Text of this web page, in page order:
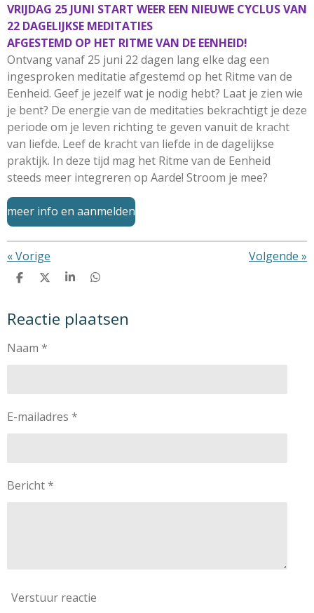
VRIJDAG 25 JUNI START WEER EEN NIEUWE CYCLUS VAN
22 DAGELIJKSE MEDITATIES
AFGESTEMD OP HET RITME VAN DE EENHEID!
Ontvang vanaf 25 juni 22 dagen lang elke dag een
ingesproken meditatie afgestemd op het Ritme van de
Eenheid. Geef je jezelf wat je nodig hebt? Laat je zien wie
je bent? De energie van de meditaties bekrachtigt je deze
periode om je leven richting te geven vanuit de kracht
van liefde. Leef de kracht van liefde in de dagelijkse
praktijk. In deze tijd mag het Ritme van de Eenheid
steeds meer integreren op Aarde! Stroom je mee?
meer info en aanmelden
«Vorige Volgende »
D
e
n
D
l
S
r
e
D
e
n
Reactie plaatsen
Naam *
E-mailadres *
Bericht *
Verstuur reactie